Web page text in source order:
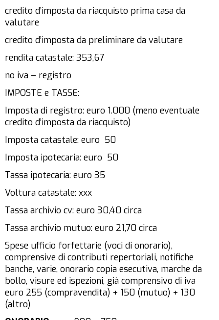
credito d’imposta da riacquisto prima casa da
valutare
credito d’imposta da preliminare da valutare
rendita catastale: 353,67
no iva – registro
IMPOSTE e TASSE:
Imposta di registro: euro 1.000 (meno eventuale
credito d’imposta da riacquisto)
Imposta catastale: euro 50
Imposta ipotecaria: euro 50
Tassa ipotecaria: euro 35
Voltura catastale: xxx
Tassa archivio cv: euro 30,40 circa
Tassa archivio mutuo: euro 21,70 circa
Spese ufficio forfettarie (voci di onorario),
comprensive di contributi repertoriali, notifiche
banche, varie, onorario copia esecutiva, marche da
bollo, visure ed ispezioni, già comprensivo di iva
euro 255 (compravendita) + 150 (mutuo) + 130
(altro)